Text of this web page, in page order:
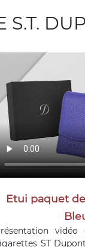
S.T.
Etui paquet
ST